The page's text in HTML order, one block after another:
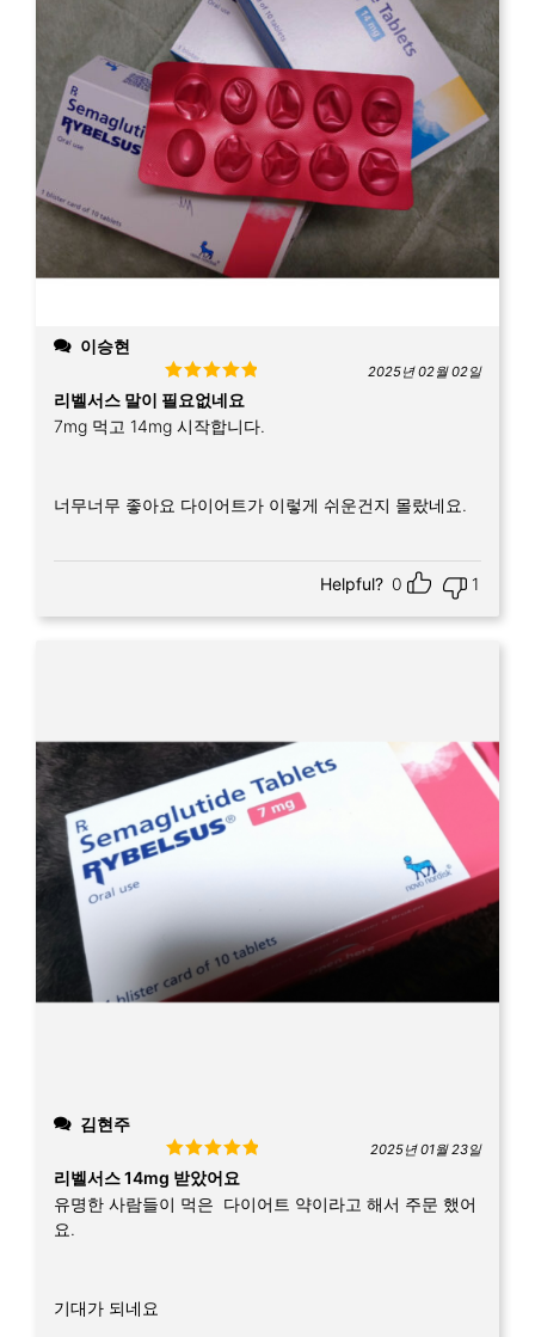
이승현
Rated 5out
of 5
2025년 02월 02일
리벨서스 말이 필요없네요
7mg 먹고 14mg 시작합니다.
너무너무 좋아요 다이어트가 이렇게 쉬운건지 몰랐네요.
Helpful? 0 1
김현주
Rated5 out
of 5
2025년 01월 23일
리벨서스 14mg 받았어요
유명한 사람들이 먹은 다이어트 약이라고 해서 주문 했어
요.
기대가 되네요